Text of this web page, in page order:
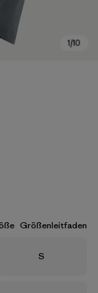
Größenleitfaden
Größe
S